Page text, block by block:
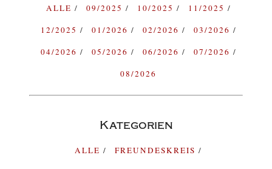
ALLE 09/2025 10/2025
11/2025
12/2025
01/2026 02/2026
03/2026
04/2026
05/2026 06/2026
07/2026
08/2026
Kategorien
ALLE
FREUNDESKREIS